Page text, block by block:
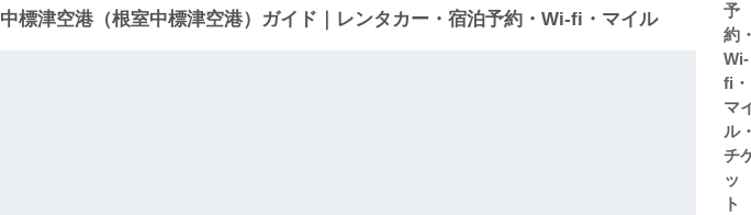
中標津空港（根室中標津空港）ガイド｜レンタカー・宿泊予約・Wi-fi・マイル
予
約
Wi-
fi・
マ
ル
チ
ッ
ト